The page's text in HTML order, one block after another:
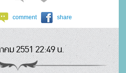
comment share
ม 2551 22:49 น.